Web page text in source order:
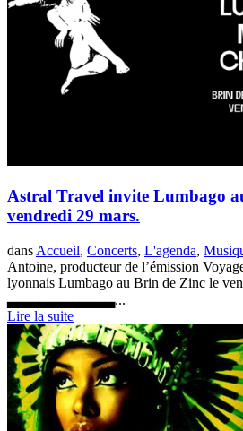
Astral Travel invite Lumbago
vendredi 29 mars.
dans Accueil, Concerts, L'agenda,
Antoine, producteur de l’émission
lyonnais Lumbago au Brin de Zinc le
▃▃▃▃▃▃▃▃▃▃...
Lire la suite